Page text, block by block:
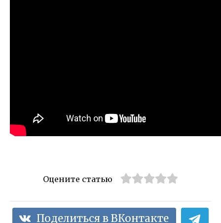
Оцените статью
Поделиться в ВКонтакте